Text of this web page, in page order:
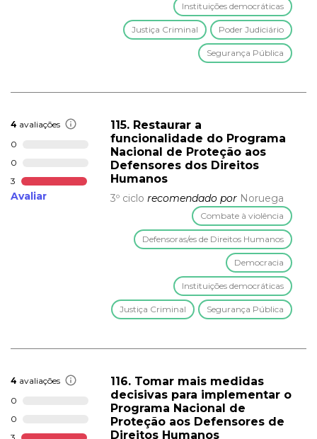
Instituições democráticas
Justiça Criminal Poder Judiciário
Segurança Pública
4 avaliações
0
0
3
Avaliar
115. Restaurar a
funcionalidade do Programa
Nacional de Proteção aos
Defensores dos Direitos
Humanos
3º ciclo recomendado por Noruega
Combate à violência
Defensoras/es de Direitos Humanos
Democracia
Instituições democráticas
Justiça Criminal Segurança Pública
4 avaliações
0
0
116. Tomar mais medidas
decisivas para implementar o
Programa Nacional de
Proteção aos Defensores de
Direitos Humanos